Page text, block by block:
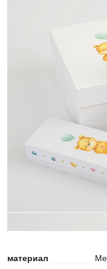
материал